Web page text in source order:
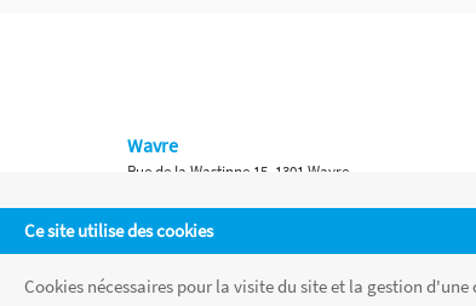
Ce site utilise des cookies
Cookies nécessaires pour la visite du site et la gestion d'une
Wavre
Rue de la Wastinne 15, 1301 Wavre
Waterloo
Chaussée de Bruxelles 315, 1410 Waterloo